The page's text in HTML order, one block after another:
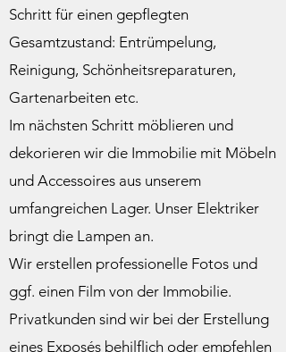
Schritt für einen gepflegten
Gesamtzustand: Entrümpelung,
Reinigung, Schönheitsreparaturen,
Gartenarbeiten etc.
Im nächsten Schritt möblieren und
dekorieren wir die Immobilie mit Möbeln
und Accessoires aus unserem
umfangreichen Lager. Unser Elektriker
bringt die Lampen an.
Wir erstellen professionelle Fotos und
ggf. einen Film von der Immobilie.
Privatkunden sind wir bei der Erstellung
eines Exposés behilflich oder empfehlen